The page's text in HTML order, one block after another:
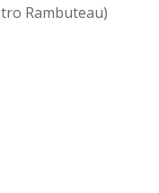
Rambuteau)